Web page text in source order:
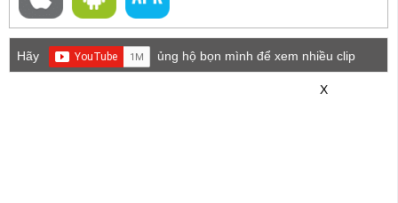
Hãy
ủng hộ bọn mình để xem nhiều clip
X